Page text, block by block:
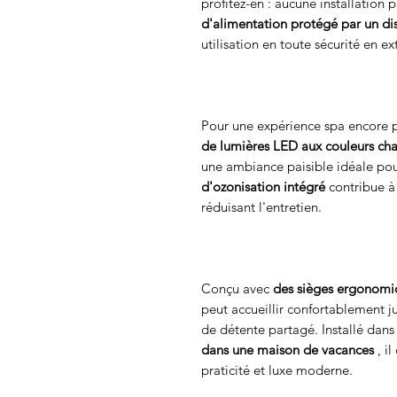
d'alimentation protégé par un
utilisation en toute sécurité en
Pour une expérience spa
de lumières LED aux couleurs
une ambiance paisible idéale
d'ozonisation intégrécontribue à
réduisant l'entretien.
Conçu avec des sièges
peut accueillir confortablement
de détente partagé. Installé
dans une maison de vacances, il
praticité et luxe moderne.